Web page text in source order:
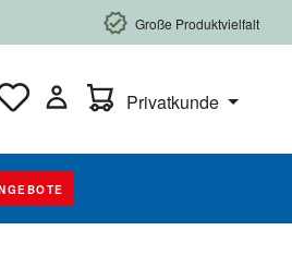
Große Produktvielfalt
Warenkorb enthält 0
Privatkunde